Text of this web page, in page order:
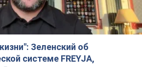
учителям повысят
раскрыл подробности
об увеличении студенческих